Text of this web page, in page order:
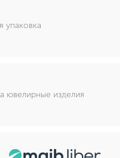
упаковка
ювелирные изделия